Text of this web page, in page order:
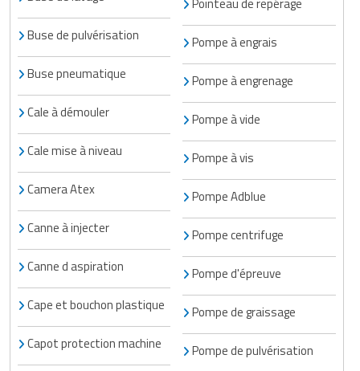
Buse de pulvérisation
Buse pneumatique
Cale à démouler
Cale mise à niveau
Camera Atex
Canne à injecter
Canne d aspiration
Cape et bouchon plastique
Capot protection machine
Pompe à engrais
Pompe à engrenage
Pompe à vide
Pompe à vis
Pompe Adblue
Pompe centrifuge
Pompe d'épreuve
Pompe de graissage
Pompe de pulvérisation